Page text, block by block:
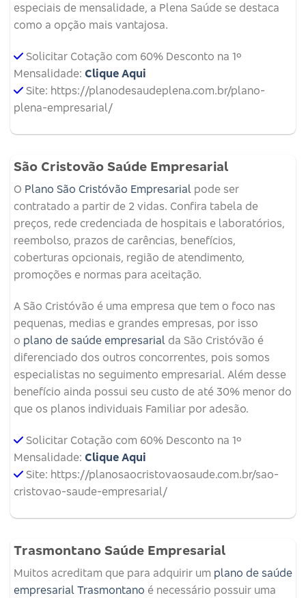
especiais de mensalidade, a Plena Saúde se destaca
como a opção mais vantajosa.
Solicitar Cotação com 60% Desconto na 1º
Mensalidade: Clique Aqui
Site: https://planodesaudeplena.com.br/plano-
plena-empresarial/
São Cristovão Saúde Empresarial
O Plano São Cristóvão Empresarial pode ser
contratado a partir de 2 vidas. Confira tabela de
preços, rede credenciada de hospitais e laboratórios,
reembolso, prazos de carências, benefícios,
coberturas opcionais, região de atendimento,
promoções e normas para aceitação.
A São Cristóvão é uma empresa que tem o foco nas
pequenas, medias e grandes empresas, por isso
o plano de saúde empresarial da São Cristóvão é
diferenciado dos outros concorrentes, pois somos
especialistas no seguimento empresarial. Além desse
benefício ainda possui seu custo de até 30% menor do
que os planos individuais Familiar por adesão.
Solicitar Cotação com 60% Desconto na 1º
Mensalidade: Clique Aqui
Site: https://planosaocristovaosaude.com.br/sao-
cristovao-saude-empresarial/
Trasmontano Saúde Empresarial
Muitos acreditam que para adquirir um plano de saúde
empresarial Trasmontano é necessário possuir uma